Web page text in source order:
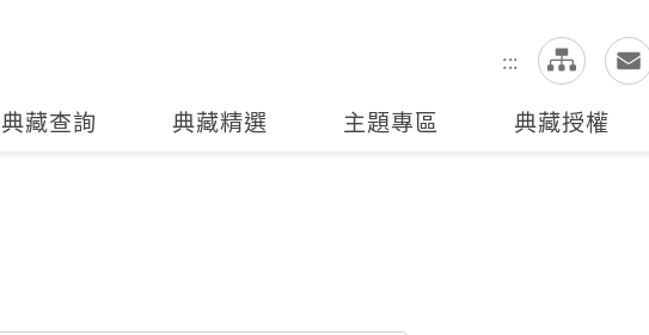
:::
全站搜尋
典藏查詢 典藏精選 主題專區 典藏授權